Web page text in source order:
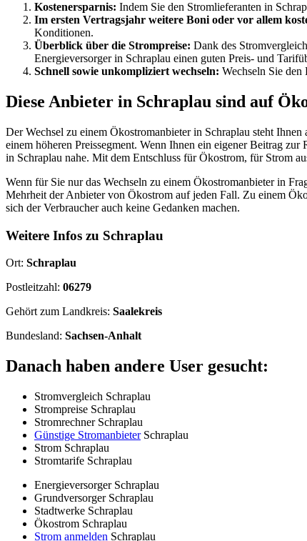
Kostenersparnis: Indem Sie den Stromlieferanten in
Im ersten Vertragsjahr weitere Boni oder vor allem
Konditionen.
Überblick über die Strompreise: Dank des
Energieversorger in Schraplau einen guten Preis- und
Schnell sowie unkompliziert wechseln: Wechseln Sie
Diese Anbieter in Schraplau sind auf
Der Wechsel zu einem Ökostromanbieter in Schraplau steht
einem höheren Preissegment. Wenn Ihnen ein eigener Beitrag
in Schraplau nahe. Mit dem Entschluss für Ökostrom, für Strom
Wenn für Sie nur das Wechseln zu einem Ökostromanbieter in
Mehrheit der Anbieter von Ökostrom auf jeden Fall. Zu einem
sich der Verbraucher auch keine Gedanken machen.
Weitere Infos zu Schraplau
Ort: Schraplau
Postleitzahl: 06279
Gehört zum Landkreis: Saalekreis
Bundesland: Sachsen-Anhalt
Danach haben andere User gesucht:
Stromvergleich Schraplau
Strompreise Schraplau
Stromrechner Schraplau
Günstige StromanbieterSchraplau
Strom Schraplau
Stromtarife Schraplau
Energieversorger Schraplau
Grundversorger Schraplau
Stadtwerke Schraplau
Ökostrom Schraplau
Strom anmelden Schraplau